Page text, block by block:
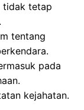
tidak tetap
tentang
pada
kejahatan.